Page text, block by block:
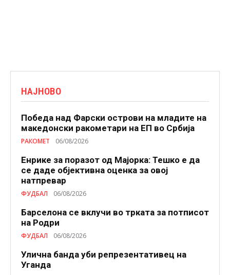
НАЈНОВО
Победа над Фарски острови на младите на
македонски ракометари на ЕП во Србија
РАКОМЕТ 06/08/2026
Енрике за поразот од Мајорка: Тешко е да
се даде објективна оценка за овој
натпревар
ФУДБАЛ 06/08/2026
Барселона се вклучи во трката за потписот
на Родри
ФУДБАЛ 06/08/2026
Улична банда уби репрезентативец на
Уганда